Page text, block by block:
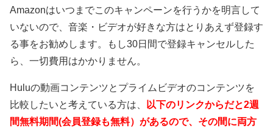
Amazonはいつまでこのキャンペーンを行うかを明言して
いないので、音楽・ビデオが好きな方はとりあえず登録す
る事をお勧めします。もし30日間で登録キャンセルした
ら、一切費用はかかりません。
Huluの動画コンテンツとプライムビデオのコンテンツを
比較したいと考えている方は、
以下のリンクからだと2週
間無料期間(会員登録も無料）があるので、その間に両方